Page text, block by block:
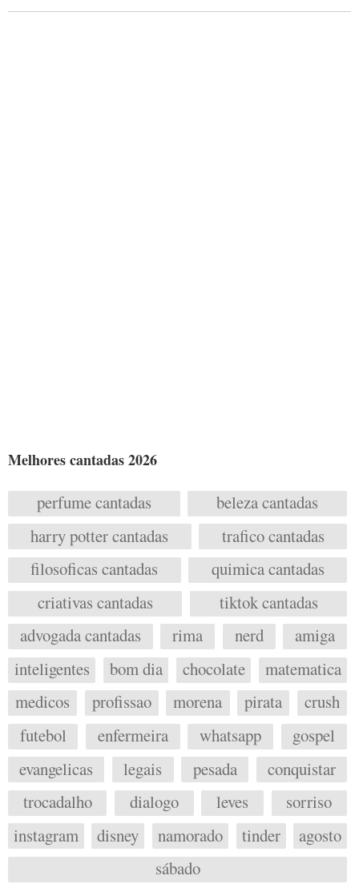
Melhores cantadas 2026
perfume cantadas
beleza cantadas
harry potter cantadas
trafico cantadas
filosoficas cantadas
quimica cantadas
criativas cantadas
tiktok cantadas
advogada cantadas
rima nerd
amiga
inteligentes
bom dia chocolate
matematica
medicos
profissao morena pirata
crush
futebol
enfermeira whatsapp
gospel
evangelicas
legais pesada
conquistar
trocadalho
dialogo leves
sorriso
instagram
disney namorado tinder
agosto
sábado